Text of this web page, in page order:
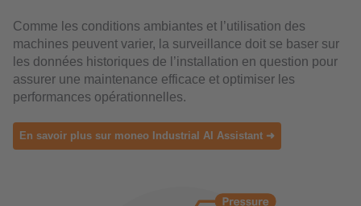
Comme les conditions ambiantes et l’utilisation des
machines peuvent varier, la surveillance doit se baser sur
les données historiques de l’installation en question pour
assurer une maintenance efficace et optimiser les
performances opérationnelles.
En savoir plus sur moneo Industrial AI Assistant ➜